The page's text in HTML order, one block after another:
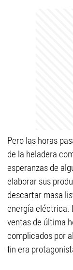
Pero las horas
de la heladera
esperanzas de
elaborar sus
descartar masa
energía eléctrica.
ventas de última
complicados por
fin era